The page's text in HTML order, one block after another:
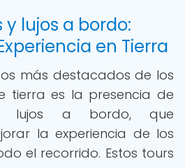
lujos a bordo:
en Tierra
más destacados de los
tierra es la presencia de
lujos a bordo, que
la experiencia de los
el recorrido. Estos tours